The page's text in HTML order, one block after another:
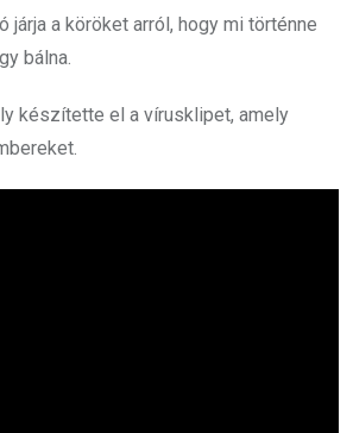
járja a köröket arról, hogy mi történne
bálna.
készítette el a vírusklipet, amely